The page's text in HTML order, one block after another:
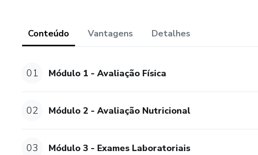
Conteúdo Vantagens Detalhes
01 Módulo 1 - Avaliação Física
02 Módulo 2 - Avaliação Nutricional
03 Módulo 3 - Exames Laboratoriais